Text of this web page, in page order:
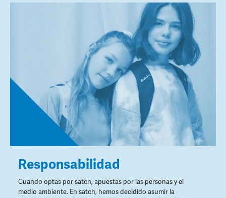
Responsabilidad
Cuando optas por satch, apuestas por las personas y el
medio ambiente. En satch, hemos decidido asumir la